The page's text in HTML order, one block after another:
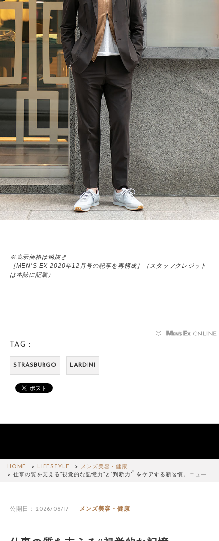
※表示価格は税抜き
［MEN’S EX 2020年12月号の記事を再構成］（スタッフクレジット
は本誌に記載）
TAG：
STRASBURGO LARDINI
HOME LIFESTYLE
メンズ美容・健康
仕事の質を支える“視覚的な記憶力”と“判断力”*1 をケアする新習慣。ニュー…
公開日：2026/06/17 メンズ美容・健康